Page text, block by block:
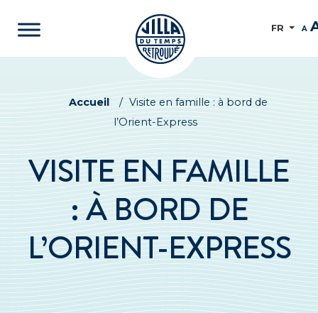
FR A
Accueil / Visite en famille : à bord de
l’Orient-Express
VISITE EN FAMILLE
: À BORD DE
L’ORIENT-EXPRESS